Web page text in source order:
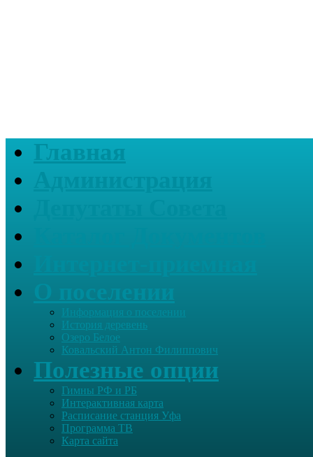
Главная
Информация о поселении
История деревень
Озеро Белое
Ковальский Антон Филиппович
Полезные опции
Гимны РФ и РБ
Интерактивная карта
Расписание станция Уфа
Программа ТВ
Карта сайта